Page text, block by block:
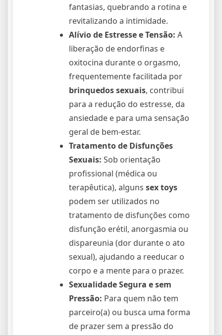
fantasias, quebrando a rotina e
revitalizando a intimidade.
Alívio de Estresse e Tensão: A
liberação de endorfinas e
oxitocina durante o orgasmo,
frequentemente facilitada por
brinquedos sexuais, contribui
para a redução do estresse, da
ansiedade e para uma sensação
geral de bem-estar.
Tratamento de Disfunções
Sexuais: Sob orientação
profissional (médica ou
terapêutica), alguns sex toys
podem ser utilizados no
tratamento de disfunções como
disfunção erétil, anorgasmia ou
dispareunia (dor durante o ato
sexual), ajudando a reeducar o
corpo e a mente para o prazer.
Sexualidade Segura e sem
Pressão: Para quem não tem
parceiro(a) ou busca uma forma
de prazer sem a pressão do